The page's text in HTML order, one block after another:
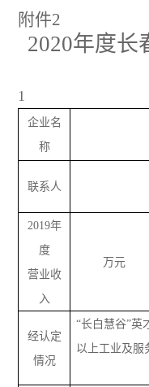
附件2
2020年度长
1
企业名
称
联系人
201 9年
度
营业收
入
万元
经认定
情况
“长白慧谷”英
以上工业及服